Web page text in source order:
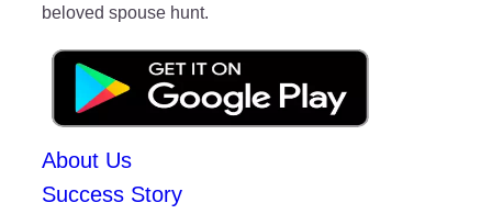
beloved spouse hunt.
About Us
Success Story